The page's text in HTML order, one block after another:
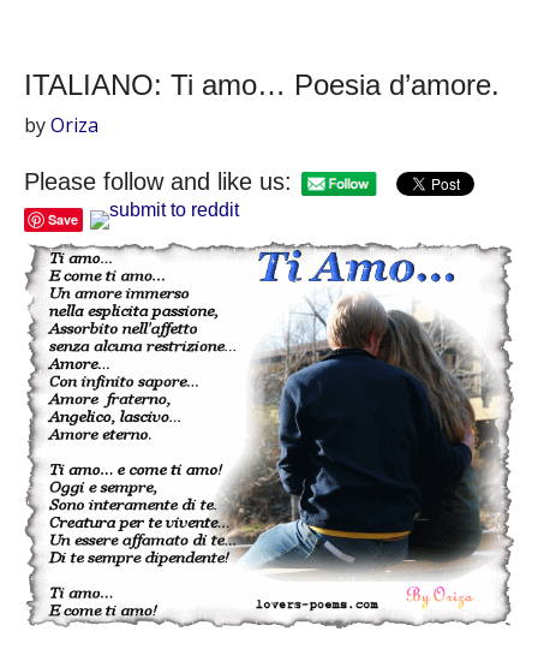
ITALIANO: Ti amo… Poesia d’amore.
byOriza
Please follow and like us:
Save